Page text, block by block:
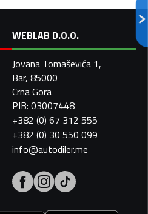
WEBLAB D.O.O.
Jovana Tomaševića 1,
Bar, 85000
Crna Gora
PIB: 03007448
+382 (0) 67 312 555
+382 (0) 30 550 099
info@autodiler.me